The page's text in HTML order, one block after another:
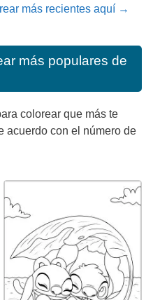
más recientes aquí →
más populares de
colorear que más te
acuerdo con el número de